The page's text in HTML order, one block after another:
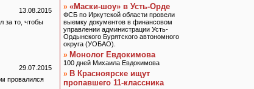
13.08.2015
за то, чтобы
29.07.2015
провалился
» «Маски-шоу» в Усть-Орде
ФСБ по Иркутской области провели
выемку документов в финансовом
управлении администрации Усть-
Ордынского Бурятского автономного
округа (УОБАО).
» Монолог Евдокимова
100 дней Михаила Евдокимова
» В Красноярске ищут
пропавшего 11-классника